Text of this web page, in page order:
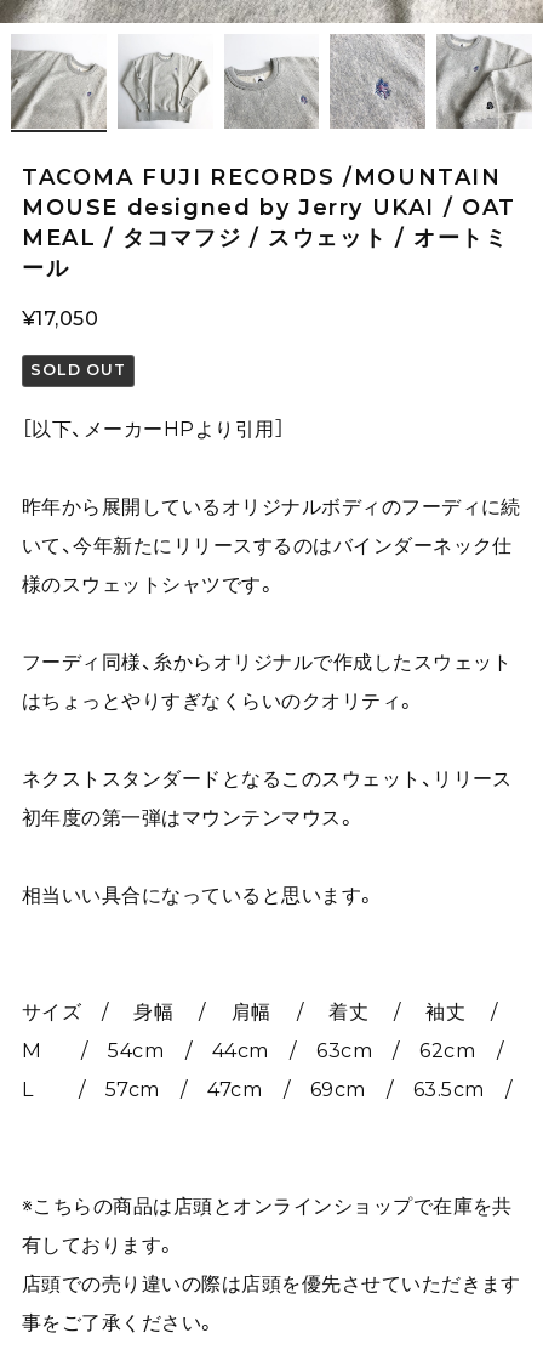
TACOMA FUJI RECORDS /MOUNTAIN
MOUSE designed by Jerry UKAI / OAT
MEAL / タコマフジ / スウェット / オートミ
ール
¥17,050
SOLD OUT
［以下、メーカーHPより引用］
昨年から展開しているオリジナルボディのフーディに続
いて、今年新たにリリースするのはバインダーネック仕
様のスウェットシャツです。
フーディ同様、糸からオリジナルで作成したスウェット
はちょっとやりすぎなくらいのクオリティ。
ネクストスタンダードとなるこのスウェット、リリース
初年度の第一弾はマウンテンマウス。
相当いい具合になっていると思います。
サイズ / 身幅 / 肩幅 / 着丈 / 袖丈 /
M / 54cm / 44cm / 63cm / 62cm /
L / 57cm / 47cm / 69cm / 63.5cm /
※こちらの商品は店頭とオンラインショップで在庫を共
有しております。
店頭での売り違いの際は店頭を優先させていただきます
事をご了承ください。